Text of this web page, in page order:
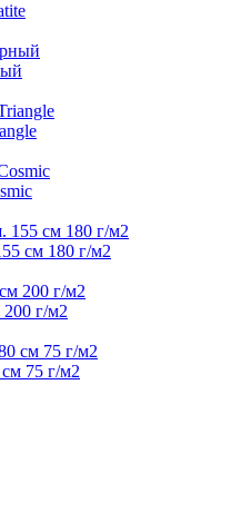
см 180 г/м2
г/м2
75 г/м2